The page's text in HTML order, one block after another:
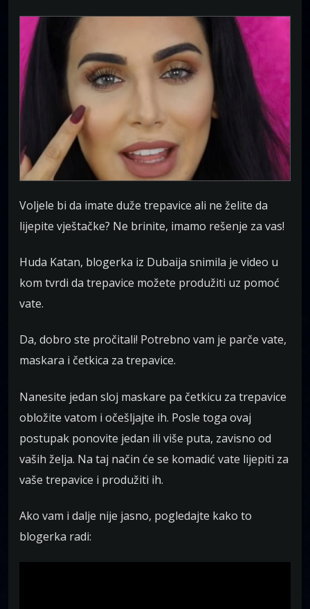
Voljele bi da imate duže trepavice ali ne želite da
lijepite vještačke? Ne brinite, imamo rešenje za vas!
Huda Katan, blogerka iz Dubaija snimila je video u
kom tvrdi da trepavice možete produžiti uz pomoć
vate.
Da, dobro ste pročitali! Potrebno vam je parče vate,
maskara i četkica za trepavice.
Nanesite jedan sloj maskare pa četkicu za trepavice
obložite vatom i očešljajte ih. Posle toga ovaj
postupak ponovite jedan ili više puta, zavisno od
vaših želja. Na taj način će se komadić vate lijepiti za
vaše trepavice i produžiti ih.
Ako vam i dalje nije jasno, pogledajte kako to
blogerka radi: